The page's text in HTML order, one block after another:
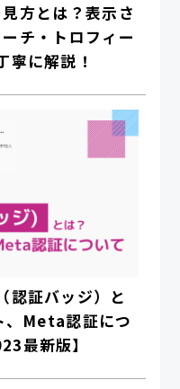
方とは？表示さ
チ・トロフィー
寧に解説！
認証バッジ）と
、Meta認証につ
最新版】